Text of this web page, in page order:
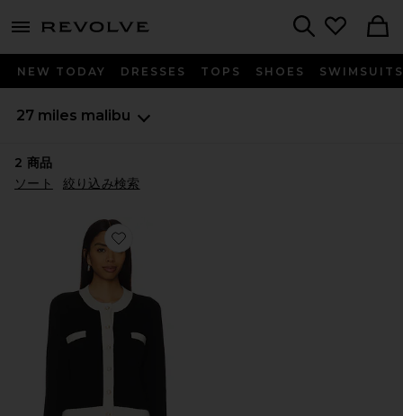
menu - shows more content
NEW TODAY DRESSES TOPS SHOES SWIMSUITS
27 miles malibu
2 商品
ソート
絞り込み検索
Favorite カーディガン